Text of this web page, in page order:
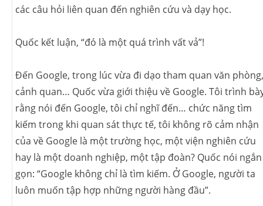
các câu hỏi liên quan đến nghiên cứu và dạy học.
Quốc kết luận, “đó là một quá trình vất vả”!
Đến Google, trong lúc vừa đi dạo tham quan văn phòng,
cảnh quan… Quốc vừa giới thiệu về Google. Tôi trình
rằng nói đến Google, tôi chỉ nghĩ đến… chức năng tìm
kiếm trong khi quan sát thực tế, tôi không rõ cảm nhận
của về Google là một trường học, một viện nghiên cứu
hay là một doanh nghiệp, một tập đoàn? Quốc nói ngắn
gọn: “Google không chỉ là tìm kiếm. Ở Google, người ta
luôn muốn tập hợp những người hàng đầu”.